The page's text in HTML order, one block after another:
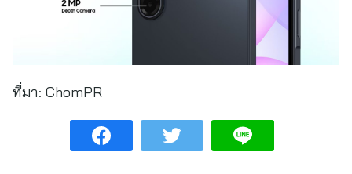
ที่มา: ChomPR